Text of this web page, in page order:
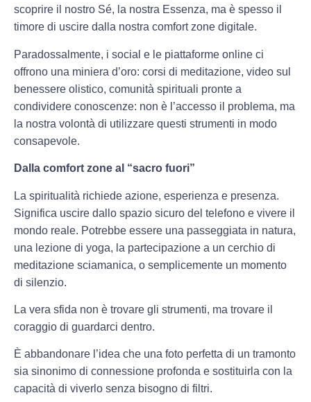
scoprire il nostro Sé, la nostra Essenza, ma è spesso il
timore di uscire dalla nostra comfort zone digitale.
Paradossalmente, i social e le piattaforme online ci
offrono una miniera d’oro: corsi di meditazione, video sul
benessere olistico, comunità spirituali pronte a
condividere conoscenze: non è l’accesso il problema, ma
la nostra volontà di utilizzare questi strumenti in modo
consapevole.
Dalla comfort zone al “sacro fuori”
La spiritualità richiede azione, esperienza e presenza.
Significa uscire dallo spazio sicuro del telefono e vivere il
mondo reale. Potrebbe essere una passeggiata in natura,
una lezione di yoga, la partecipazione a un cerchio di
meditazione sciamanica, o semplicemente un momento
di silenzio.
La vera sfida non è trovare gli strumenti, ma trovare il
coraggio di guardarci dentro.
È abbandonare l’idea che una foto perfetta di un tramonto
sia sinonimo di connessione profonda e sostituirla con la
capacità di viverlo senza bisogno di filtri.